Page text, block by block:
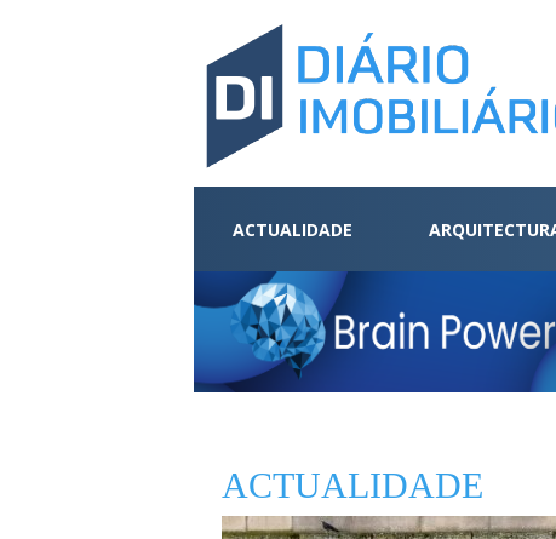
ACTUALIDADE
ACTUALIDADE